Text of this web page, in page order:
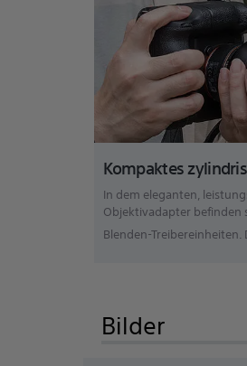
Kompaktes
In dem eleganten,
Objektivadapter befinden
Blenden-
Bilder